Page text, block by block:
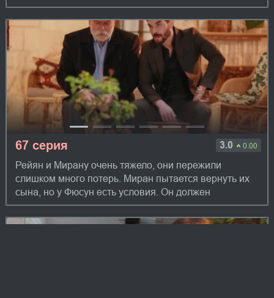
убийцей и делает все, чтобы ему помеш...
67 серия 3.0 0.00
Рейян и Мирану очень тяжело, они пережили
слишком много потерь. Миран пытается вернуть их
сына, но у Фюсун есть условия. Он должен
подставить Джихана. Она намерена отомстить ему
чу...